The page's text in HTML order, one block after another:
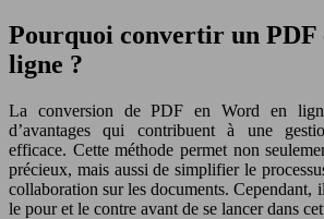
Pourquoi convertir un PDF
ligne ?
La conversion de PDF en Word en
d’avantages qui contribuent à une
efficace. Cette méthode permet non
précieux, mais aussi de simplifier le
collaboration sur les documents. Cependant,
le pour et le contre avant de se lancer dans